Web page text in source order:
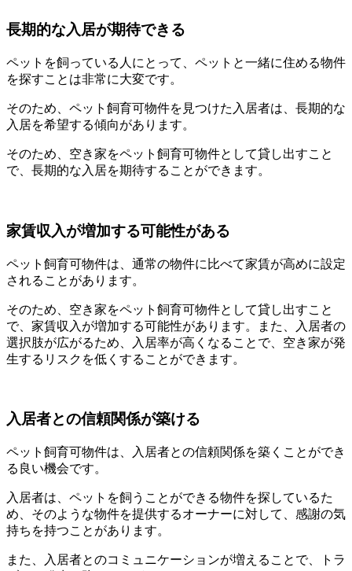
長期的な入居が期待できる
ペットを飼っている人にとって、ペットと一緒に住める物件
を探すことは非常に大変です。
そのため、ペット飼育可物件を見つけた入居者は、長期的な
入居を希望する傾向があります。
そのため、空き家をペット飼育可物件として貸し出すこと
で、長期的な入居を期待することができます。
家賃収入が増加する可能性がある
ペット飼育可物件は、通常の物件に比べて家賃が高めに設定
されることがあります。
そのため、空き家をペット飼育可物件として貸し出すこと
で、家賃収入が増加する可能性があります。また、入居者の
選択肢が広がるため、入居率が高くなることで、空き家が発
生するリスクを低くすることができます。
入居者との信頼関係が築ける
ペット飼育可物件は、入居者との信頼関係を築くことができ
る良い機会です。
入居者は、ペットを飼うことができる物件を探しているた
め、そのような物件を提供するオーナーに対して、感謝の気
持ちを持つことがあります。
また、入居者とのコミュニケーションが増えることで、トラ